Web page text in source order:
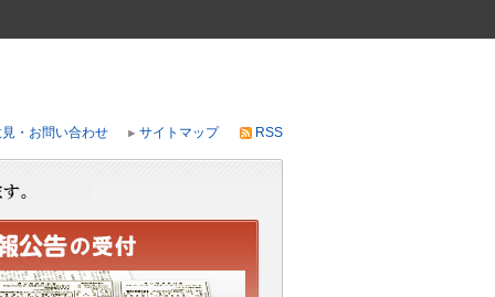
・お問い合わせ サイトマップ RSS